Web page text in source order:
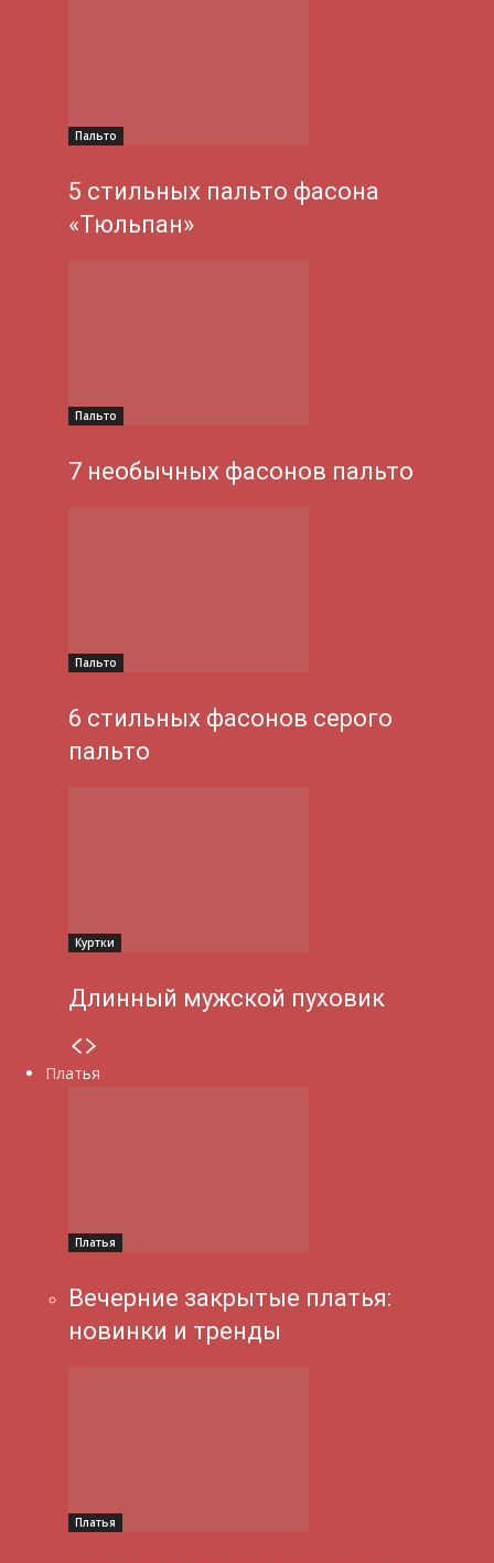
Пальто
5 стильных пальто фасона
«Тюльпан»
Пальто
7 необычных фасонов пальто
Пальто
6 стильных фасонов серого
пальто
Куртки
Длинный мужской пуховик
Платья
Платья
Вечерние закрытые платья:
новинки и тренды
Платья